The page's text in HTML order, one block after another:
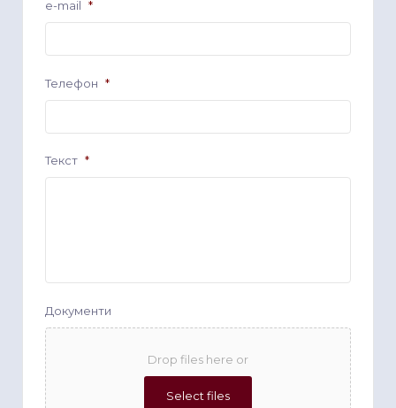
e-mail *
Телефон *
Текст *
Документи
Drop files here or
Select files